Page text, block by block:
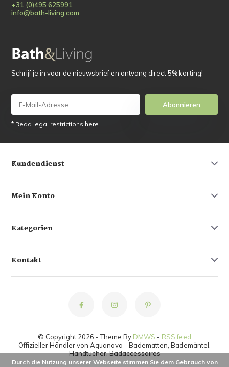
+31 (0)495 625991
info@bath-living.com
Schrijf je in voor de nieuwsbrief en ontvang direct 5% korting!
Abonnieren
* Read legal restrictions here
Kundendienst
Mein Konto
Kategorien
Kontakt
© Copyright 2026 - Theme By DMWS - RSS feed
Offizieller Händler von Aquanova - Badematten, Bademäntel,
Handtücher, Badaccessoires
Durch die Nutzung unserer Webseite stimmen Sie dem Gebrauch von